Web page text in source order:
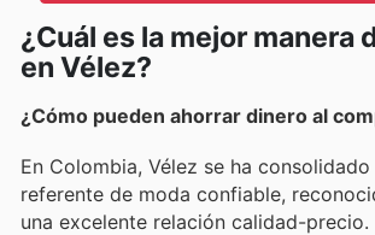
¿Cuál es la mejor manera
en Vélez?
¿Cómo pueden ahorrar dinero al
En Colombia, Vélez se ha
referente de moda confiable,
una excelente relación calidad-precio.